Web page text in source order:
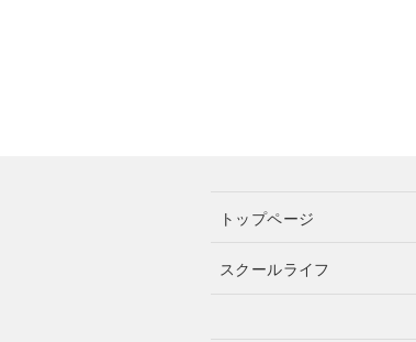
トップページ
スクールライフ